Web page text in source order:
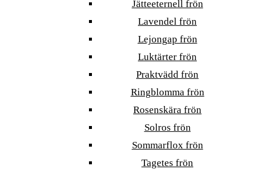
Jätteeternell frön
Lavendel frön
Lejongap frön
Luktärter frön
Praktvädd frön
Ringblomma frön
Rosenskära frön
Solros frön
Sommarflox frön
Tagetes frön